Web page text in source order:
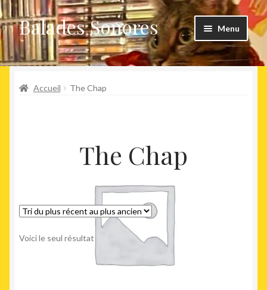
Aller
à
la
navigation
Aller
au
contenu
Balades Sonores Menu
Boutique
Nouveaux arrivages
Accueil The Chap
The Chap
Voici le seul résultat